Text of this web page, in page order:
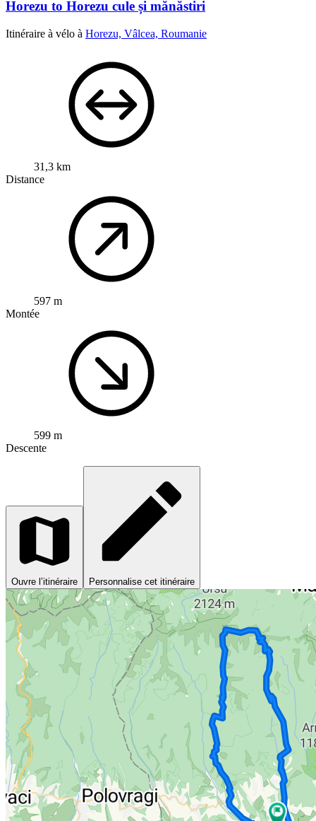
Horezu to Horezu cule și mănăstiri
Itinéraire à vélo à Horezu, Vâlcea, Roumanie
31,3 km
Distance
597 m
Montée
599 m
Descente
Ouvre l’itinéraire Personnalise cet itinéraire